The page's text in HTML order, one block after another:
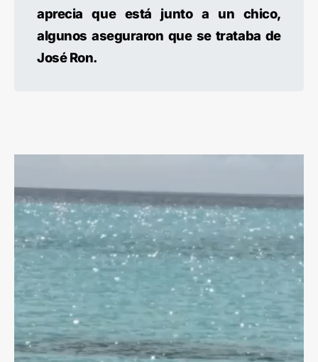
aprecia que está junto a un chico,
algunos aseguraron que se trataba de
José Ron.